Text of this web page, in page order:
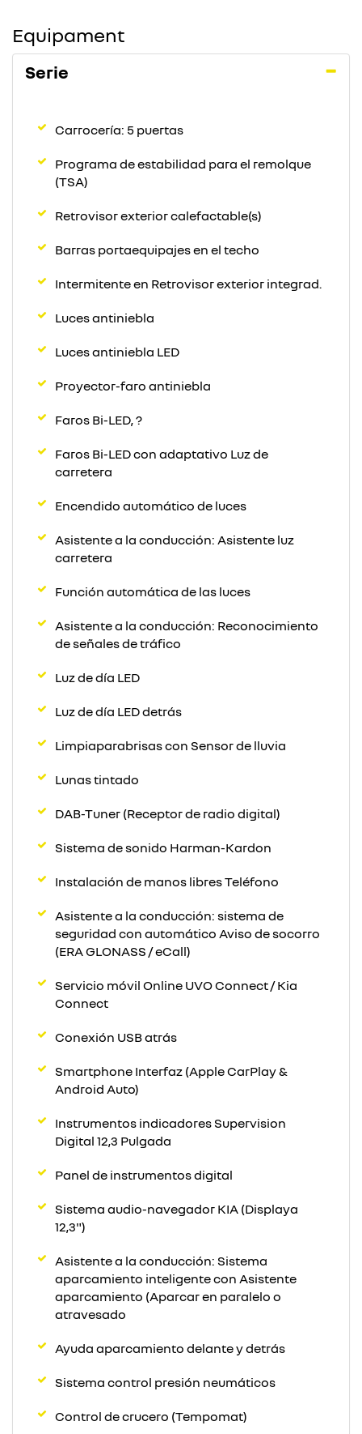
Equipament
Serie
Carrocería: 5 puertas
Programa de estabilidad para el remolque
(TSA)
Retrovisor exterior calefactable(s)
Barras portaequipajes en el techo
Intermitente en Retrovisor exterior integrad.
Luces antiniebla
Luces antiniebla LED
Proyector-faro antiniebla
Faros Bi-LED, ?
Faros Bi-LED con adaptativo Luz de
carretera
Encendido automático de luces
Asistente a la conducción: Asistente luz
carretera
Función automática de las luces
Asistente a la conducción: Reconocimiento
de señales de tráfico
Luz de día LED
Luz de día LED detrás
Limpiaparabrisas con Sensor de lluvia
Lunas tintado
DAB-Tuner (Receptor de radio digital)
Sistema de sonido Harman-Kardon
Instalación de manos libres Teléfono
Asistente a la conducción: sistema de
seguridad con automático Aviso de socorro
(ERA GLONASS / eCall)
Servicio móvil Online UVO Connect / Kia
Connect
Conexión USB atrás
Smartphone Interfaz (Apple CarPlay &
Android Auto)
Instrumentos indicadores Supervision
Digital 12,3 Pulgada
Panel de instrumentos digital
Sistema audio-navegador KIA (Displaya
12,3")
Asistente a la conducción: Sistema
aparcamiento inteligente con Asistente
aparcamiento (Aparcar en paralelo o
atravesado
Ayuda aparcamiento delante y detrás
Sistema control presión neumáticos
Control de crucero (Tempomat)